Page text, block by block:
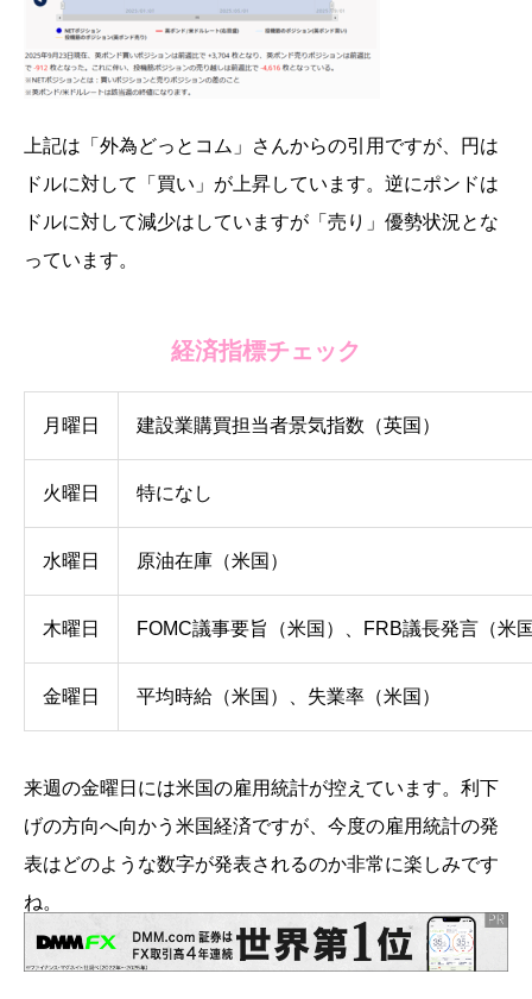
上記は「外為どっとコム」さんからの引用ですが、円は
ドルに対して「買い」が上昇しています。逆にポンドは
ドルに対して減少はしていますが「売り」優勢状況とな
っています。
経済指標チェック
月曜日 建設業購買担当者景気指数（英国）
火曜日 特になし
水曜日 原油在庫（米国）
木曜日 FOMC議事要旨（米国）、FRB議長発言（米
金曜日 平均時給（米国）、失業率（米国）
来週の金曜日には米国の雇用統計が控えています。利下
げの方向へ向かう米国経済ですが、今度の雇用統計の発
表はどのような数字が発表されるのか非常に楽しみです
ね。